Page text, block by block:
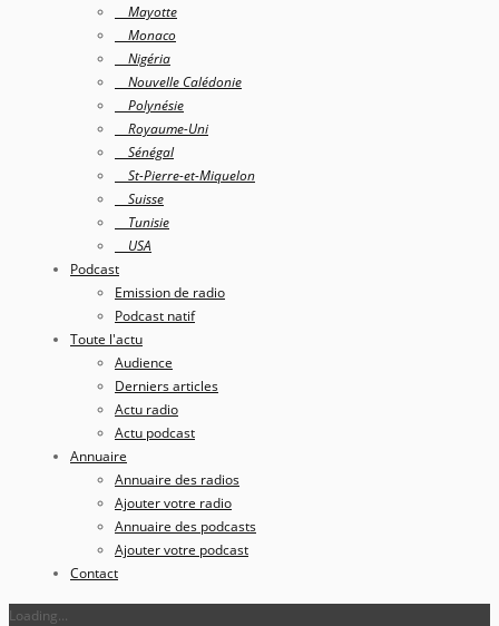
Mayotte
Monaco
Nigéria
Nouvelle Calédonie
Polynésie
Royaume-Uni
Sénégal
St-Pierre-et-Miquelon
Suisse
Tunisie
USA
Podcast
Emission de radio
Podcast natif
Toute l'actu
Audience
Derniers articles
Actu radio
Actu podcast
Annuaire
Annuaire des radios
Ajouter votre radio
Annuaire des podcasts
Ajouter votre podcast
Contact
Loading...